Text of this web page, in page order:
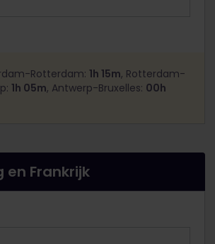
Rotterdam: 1h 15m, Rotterdam-
1h 05m, Antwerp-Bruxelles: 00h
en Frankrijk